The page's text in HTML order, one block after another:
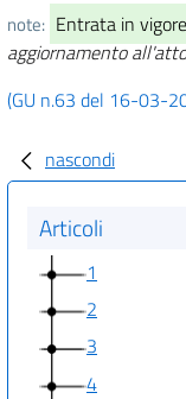
note: Entrata in
aggiornamento
(GU n.63 del 16-03-
nascondi
Articoli
1
2
3
4